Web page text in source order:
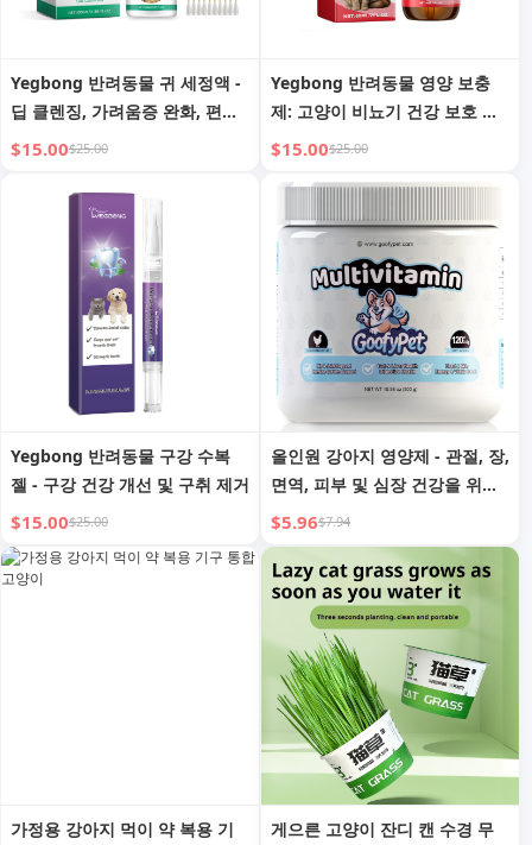
Yegbong 반려동물 귀 세정액 -
딥 클렌징, 가려움증 완화, 편안
함 회복
$15.00$25.00
Yegbong 반려동물 영양 보충
제: 고양이 비뇨기 건강 보호 및
활력 증진
$15.00$25.00
Yegbong 반려동물 구강 수복
젤 - 구강 건강 개선 및 구취 제거
$15.00$25.00
올인원 강아지 영양제 - 관절, 장,
면역, 피부 및 심장 건강을 위한
글루코사민 & 프로바이오틱스
$5.96$7.94
가정용 강아지 먹이 약 복용 기
게으른 고양이 잔디 캔 수경 무